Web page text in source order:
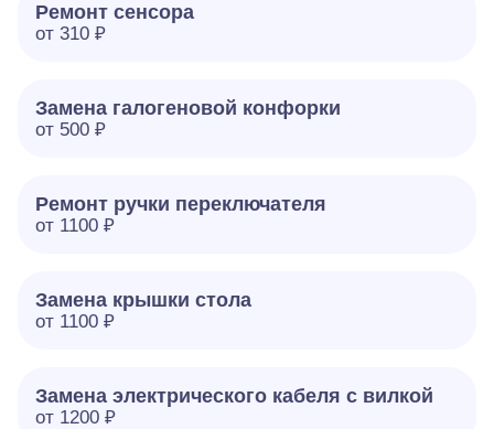
Ремонт сенсора
от 310 ₽
Замена галогеновой конфорки
от 500 ₽
Ремонт ручки переключателя
от 1100 ₽
Замена крышки стола
от 1100 ₽
Замена электрического кабеля с вилкой
от 1200 ₽